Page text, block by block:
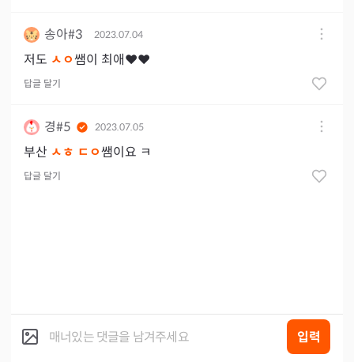
송아#3 2023.07.04
저도 ㅅㅇ쌤이 최애❤️❤️
답글 달기
경#5 2023.07.05
부산 ㅅㅎ ㄷㅇ쌤이요 ㅋ
답글 달기
입력